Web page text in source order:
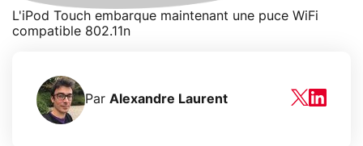
L'iPod Touch embarque maintenant une puce WiFi
compatible 802.11n
Par Alexandre Laurent